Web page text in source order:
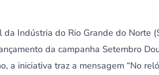
Indústria do Rio Grande do Norte
da campanha Setembro
a iniciativa traz a mensagem “No